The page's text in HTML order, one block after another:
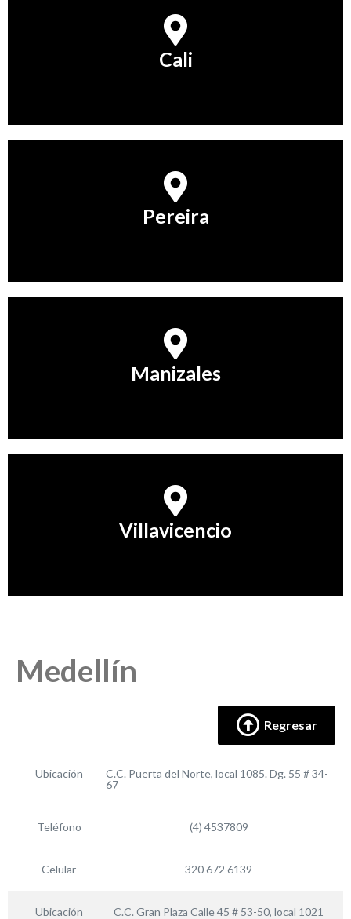
Cali
Cali
Pereira
Pereira
Manizales
Manizales
Villavicencio
Villavicencio
Medellín
Regresar
Ubicación
C.C. Puerta del Norte, local 1085. Dg. 55 # 34-
67
Teléfono (4) 4537809
Celular 320 672 6139
Ubicación C.C. Gran Plaza Calle 45 # 53-50, local 1021